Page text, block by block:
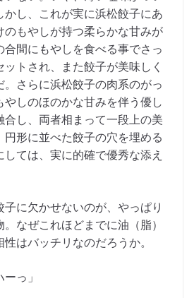
かし、これが実に浜松餃子にあ
のもやしが持つ柔らかな甘みが
合間にもやしを食べる事でさっ
トされ、また餃子が美味しく
さらに浜松餃子の肉系のがっ
やしのほのかな甘みを伴う優し
合し、両者相まって一段上の美
形に並べた餃子の穴を埋める
ては、実に的確で優秀な添え
に欠かせないのが、やっぱり
なぜこれほどまでに油（脂）
はバッチリなのだろうか。
っ」